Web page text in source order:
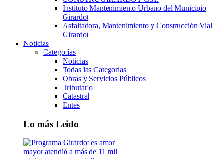
Instituto Mantenimiento Urbano del Municipio
Girardot
Asfaltadora, Mantenimiento y Construcción Vial
Girardot
Noticias
Categorías
Noticias
Todas las Categorías
Obras y Servicios Públicos
Tributario
Catastral
Entes
Lo más Leido